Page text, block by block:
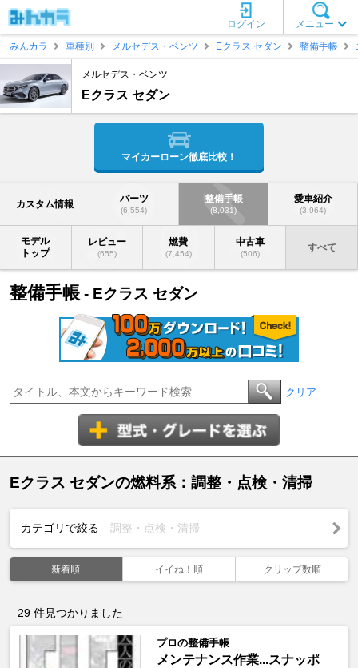
メニュー
ログイン
みんカラ
車種別 メルセデス・ベンツ Eクラス セダン 整備手帳
メルセデス・ベンツ
Eクラス セダン
マイカーローン徹底比較！
カスタム情報 パーツ
(6,554)
整備手帳
(8,031)
愛車紹介
(3,964)
モデル
トップ
レビュー
(655)
燃費
(7,454)
中古車
(506)
すべて
整備手帳 - Eクラス セダン
クリア
Eクラス セダンの燃料系：調整・点検・清掃
カテゴリで絞る 調整・点検・清掃
新着順 イイね！順 クリップ数順
29 件見つかりました
プロの整備手帳
メンテナンス作業...スナッポ